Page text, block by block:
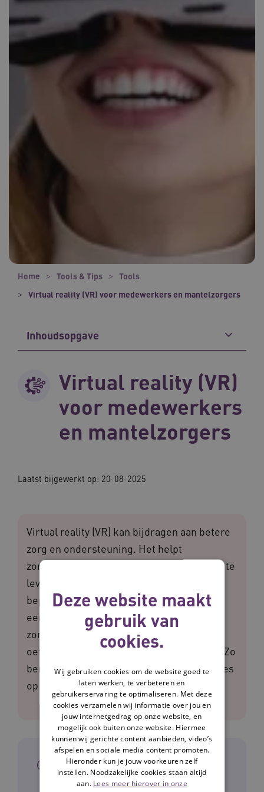
Home Tools & Tips
Tools
Virtual reality (VR) voor medewerkers en mantelzorgers
Inhoudsopgave
Virtual reality (VR)
voor medewerkers
en mantelzorgers
Laatst bijgewerkt op: 20-08-2025
Virtual reality (VR) kan bijdragen aan betere
zorg en ondersteuning. Het helpt
zorgprofessionals bijvoorbeeld om zich in te
leven in hoe de cliënt zich voelt in een
bepaalde (zorg)situatie. Dit draagt bij aan
een betere communicatie en daarmee de
zorg. Met VR kun je ook lastige situaties
oefenen, zoals een slechtnieuwsgesprek. Zo
ben je beter voorbereid op de praktijk. Lees
op deze pagina alles over de inzet van VR.
In het kort
Deze website maakt
gebruik van
cookies.
Wij gebruiken cookies om de website goed te
laten werken, te verbeteren en
gebruikerservaring te optimaliseren. Met deze
cookies verzamelen wij informatie over jou en
jouw internetgedrag op onze website, en
mogelijk ook buiten onze website. Hiermee
kunnen wij gerichte content aanbieden, video’s
afspelen en sociale media content promoten.
Hieronder kun je jouw voorkeuren zelf
instellen. Noodzakelijke cookies staan altijd
aan. Lees meer hierover in onze